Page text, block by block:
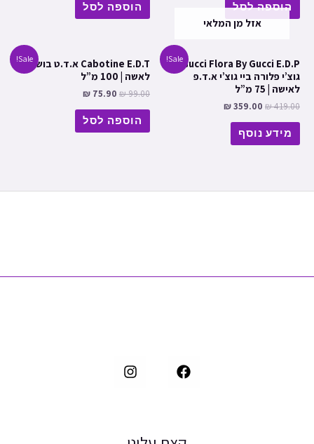
הוספה לסל הוספה לסל
Sale!
אזל מן המלאי
Gucci Flora By Gucci E.D.P
גוצ’י פלורה ביי גוצ’י א.ד.פ
לאישה | 75 מ”ל
₪419.00
₪359.00
מידע נוסף
Sale!Cabotine E.D.T א.ד.ט בושם
לאשה | 100 מ”ל
₪99.00
₪ 75.90
הוספה לסל